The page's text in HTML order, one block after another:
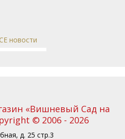
новости
«Вишневый Сад на
© 2006 - 2026
д. 25 стр.3